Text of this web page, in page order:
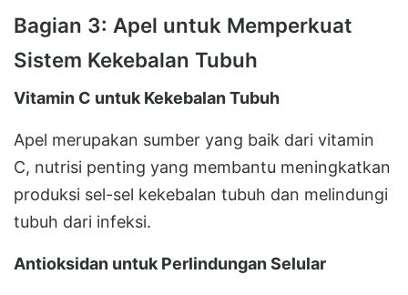
Bagian 3: Apel untuk Memperkuat
Sistem Kekebalan Tubuh
Vitamin C untuk Kekebalan Tubuh
Apel merupakan sumber yang baik dari vitamin
C, nutrisi penting yang membantu meningkatkan
produksi sel-sel kekebalan tubuh dan melindungi
tubuh dari infeksi.
Antioksidan untuk Perlindungan Selular